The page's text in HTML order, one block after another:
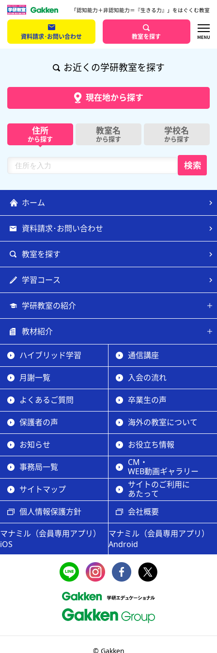
「認知能力＋非認知能力＝『生きる力』」をはぐくむ教室
資料請求･お問い合わせ 教室を探す
お近くの学研教室を探す
現在地から探す
住所
から探す
教室名
から探す
学校名
から探す
ホーム
資料請求･お問い合わせ
教室を探す
学習コース
学研教室の紹介
教材紹介
ハイブリッド学習 通信講座
月謝一覧 入会の流れ
よくあるご質問 卒業生の声
保護者の声 海外の教室について
お知らせ お役立ち情報
事務局一覧
CM・
WEB動画ギャラリー
サイトマップ
サイトのご利用に
あたって
個人情報保護方針
会社概要
マナミル（会員専用アプリ）
iOS
マナミル（会員専用アプリ）
Android
© Gakken